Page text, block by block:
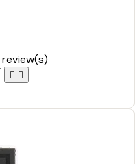
review(s)
 